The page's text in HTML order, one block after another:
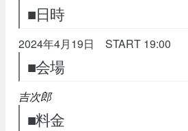
■日時
2024年4月19日 START 19:00
■会場
吉次郎
■料金